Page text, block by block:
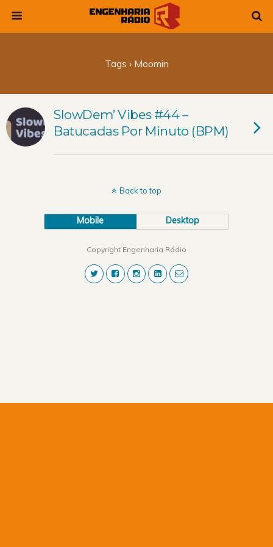
Tags › Moomin
SlowDem’ Vibes #44 –
Batucadas Por Minuto (BPM)
Back to top
Mobile Desktop
Copyright Engenharia Rádio